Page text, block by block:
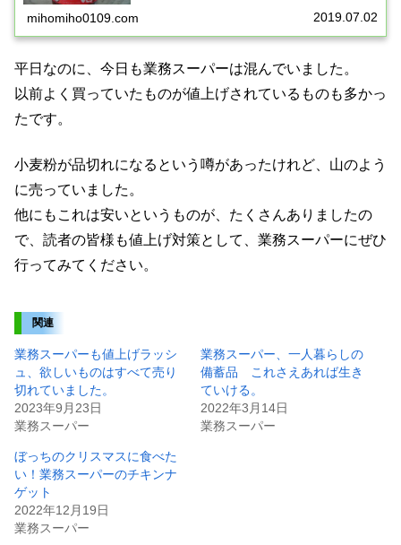
mihomiho0109.com 2019.07.02
平日なのに、今日も業務スーパーは混んでいました。
以前よく買っていたものが値上げされているものも多かっ
たです。
小麦粉が品切れになるという噂があったけれど、山のよう
に売っていました。
他にもこれは安いというものが、たくさんありましたの
で、読者の皆様も値上げ対策として、業務スーパーにぜひ
行ってみてください。
関連
業務スーパーも値上げラッシ
ュ、欲しいものはすべて売り
切れていました。
2023年9月23日
業務スーパー
業務スーパー、一人暮らしの
備蓄品 これさえあれば生き
ていける。
2022年3月14日
業務スーパー
ぼっちのクリスマスに食べた
い！業務スーパーのチキンナ
ゲット
2022年12月19日
業務スーパー